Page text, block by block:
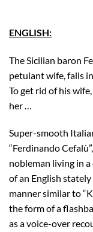
ENGLISH:
The Sicilian baron
petulant wife, falls
To get rid of his
her …
Super-smooth
“Ferdinando
nobleman living in
of an English
manner similar to
the form of a
as a voice-over